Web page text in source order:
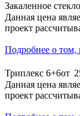
Закаленное
Данная цена
проект
Подробнее о том,
Триплекс 6+6от
Данная цена
проект